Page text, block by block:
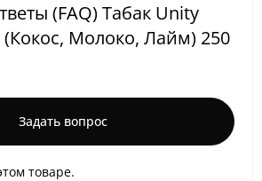
(FAQ) Табак Unity
Молоко, Лайм) 250
Задать вопрос
товаре.